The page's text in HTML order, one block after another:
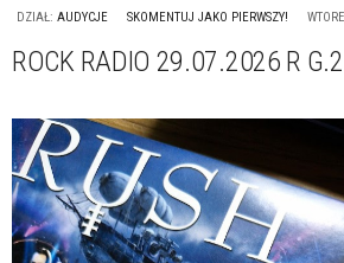
DZIAŁ: AUDYCJE SKOMENTUJ JAKO PIERWSZY!
ROCK RADIO 29.07.2026 R